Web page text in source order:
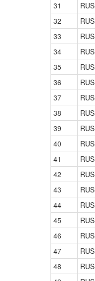
31
RUS
32
RUS
33
RUS
34
RUS
35
RUS
36
RUS
37
RUS
38
RUS
39
RUS
40
RUS
41
RUS
42
RUS
43
RUS
44
RUS
45
RUS
46
RUS
47
RUS
48
RUS